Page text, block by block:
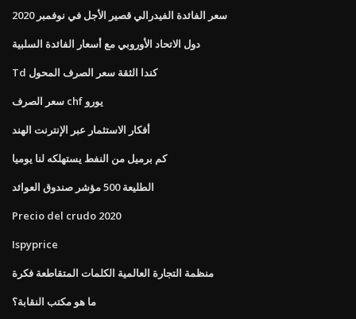
سعر الفائدة الفيدرالي قصير الأجل في نوفمبر 2020
دول الاتحاد الأوروبي مع أسعار الفائدة السلبية
Td كندا الثقة سعر الصرف المحول
سعر الصرف chf يورو
أفكار الاستثمار عبر الإنترنت الهند
كم برميل من النفط يستهلكه لنا يوميا
الطليعة 500 مؤشر صندوق العوائد
Precio del crudo 2020
Ispyprice
منظمة التجارة العالمية الكلمات المتقاطعة فكرة
ما هو مكتب النقابة؟